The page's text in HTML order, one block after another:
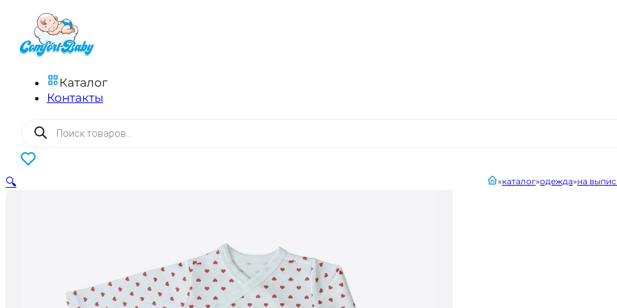
Каталог
Контакты
Поиск
товаров
0
главнаякаталог одежда на
🔍